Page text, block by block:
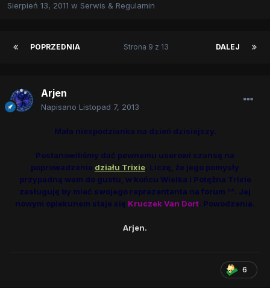
Sierpień 13, 2011 w Serwis & Regulamin
POPRZEDNIA DALEJ
Strona 9 z 13
Arjen
Napisano Listopad 7, 2013
Mała niespodzianka na dzień dzisiejszy.
Postanowiliśmy dać pewnemu userowi szansę na
poprowadzenie działu Trixie. Liczę, że jego pomysły
przypadną wam do gustu, w końcu Wielka i Potężna Trixie
zasługuję by mieć swojego reprezentanta na forum ^^. Jej
nowym opiekunem staje się Kruczek Van Dort. Powodzenia.
Arjen.
6